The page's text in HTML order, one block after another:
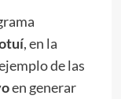
, en la
de las
en generar